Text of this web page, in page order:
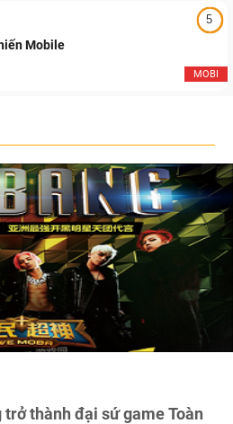
5
MOBI
Mobile
trở thành đại sứ game Toàn